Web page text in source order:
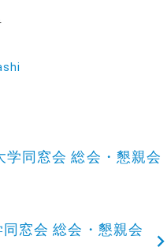
同窓会 総会・懇親会
窓会 総会・懇親会